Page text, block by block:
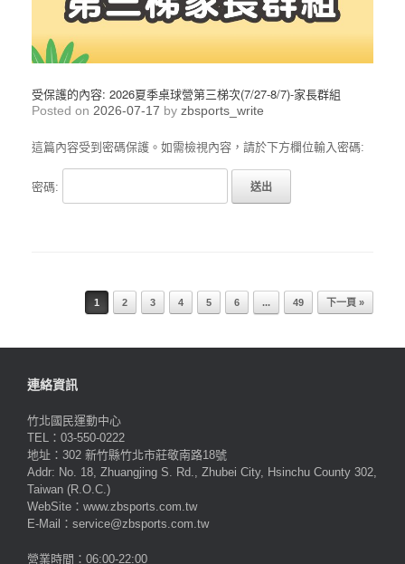
受保護的內容: 2026夏季桌球營第三梯次(7/27-8/7)-家長群組
Posted on 2026-07-17 by zbsports_write
這篇內容受到密碼保護。如需檢視內容，請於下方欄位輸入密碼:
密碼:
Post navigation
1 2 3 4 5 6 ... 49 下一頁 »
連絡資訊
竹北國民運動中心
TEL：03-550-0222
地址：302 新竹縣竹北市莊敬南路18號
Addr: No. 18, Zhuangjing S. Rd., Zhubei City, Hsinchu County 302,
Taiwan (R.O.C.)
WebSite：www.zbsports.com.tw
E-Mail：service@zbsports.com.tw
營業時間：06:00-22:00